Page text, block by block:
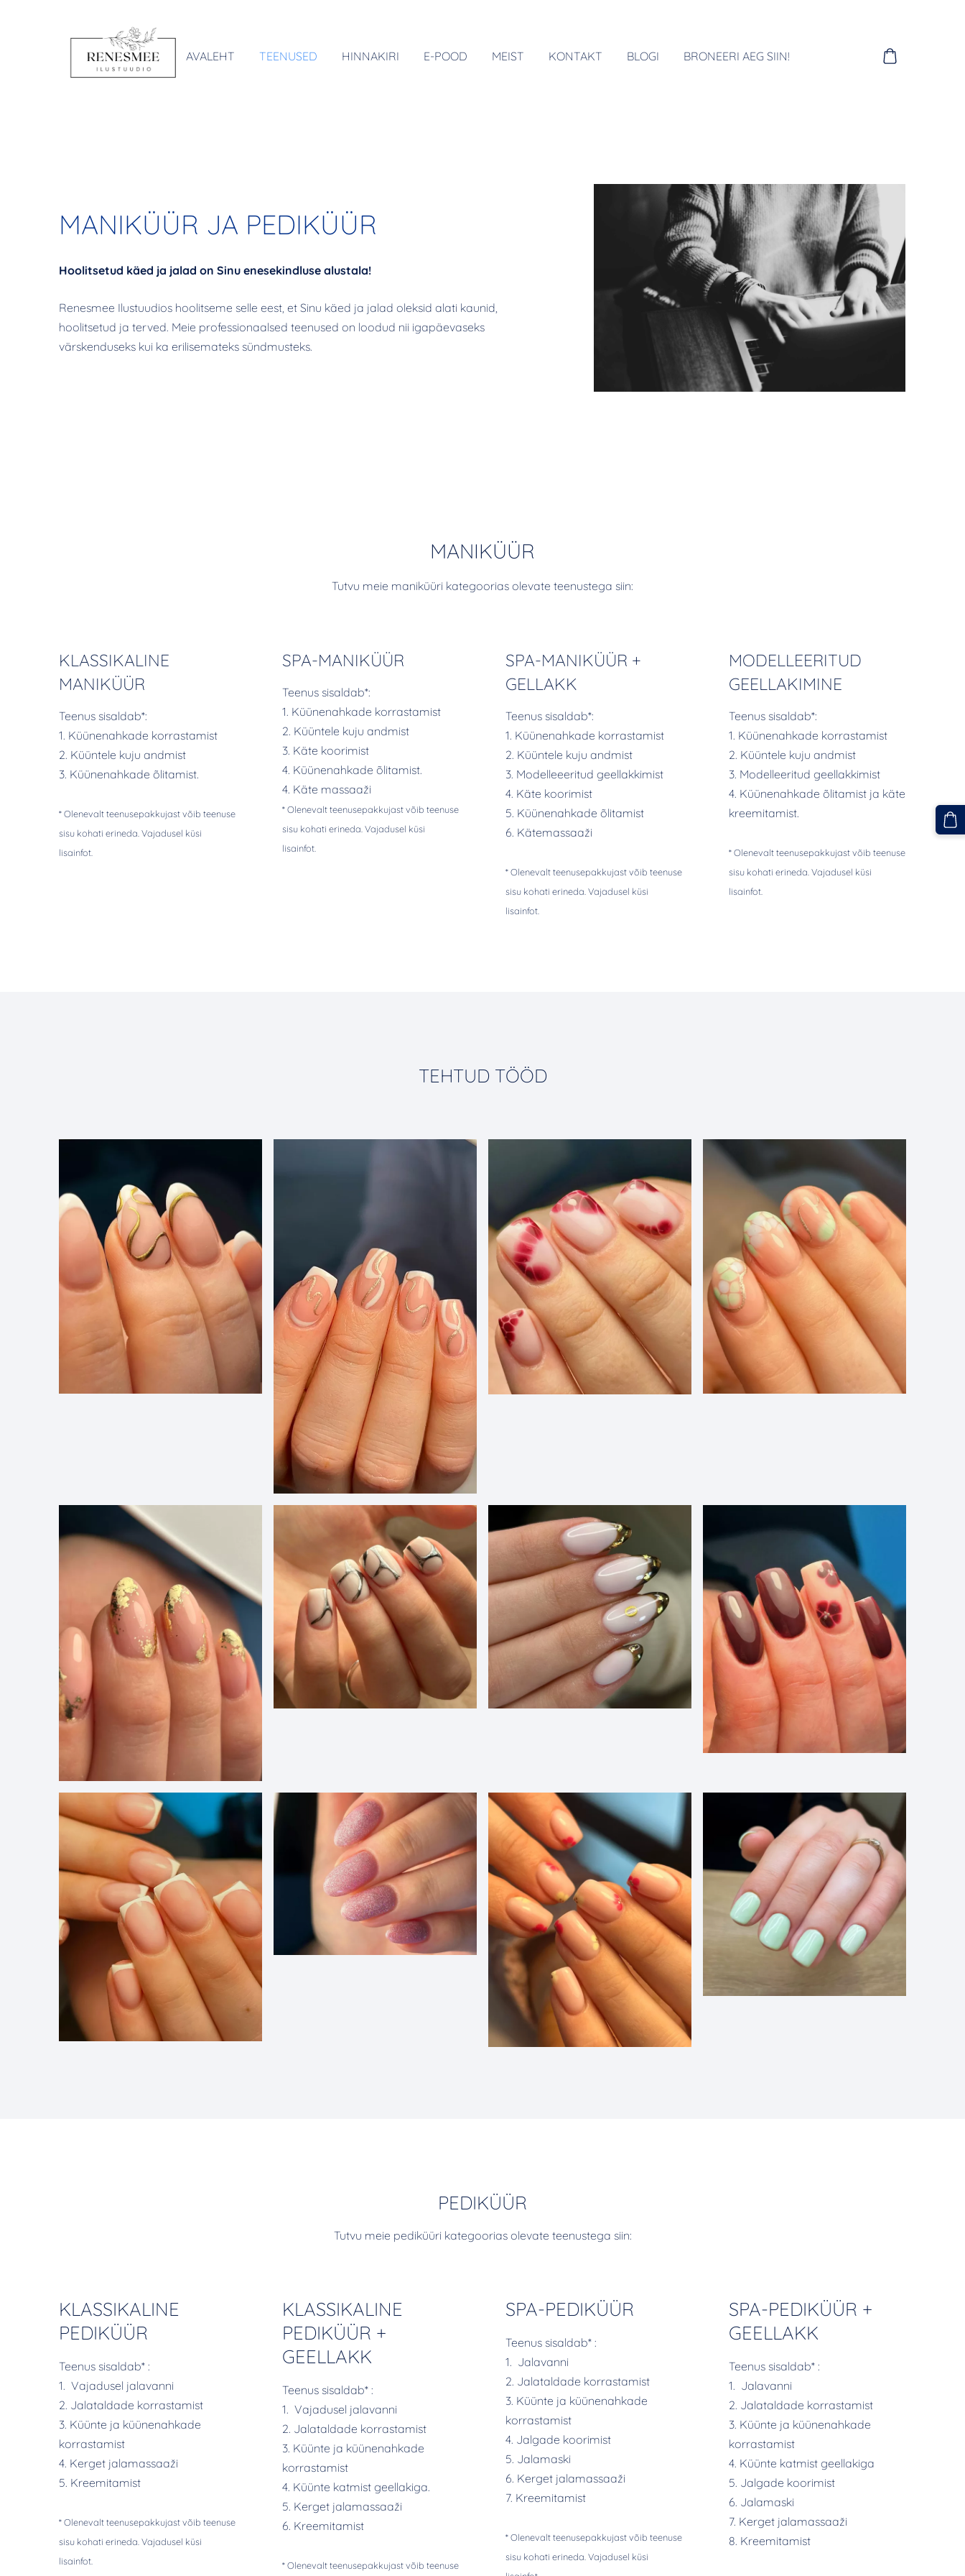
AVALEHT TEENUSED HINNAKIRI E-POOD MEIST KONTAKT BLOGI BRONEERI AEG SIIN!
MANIKÜÜR JA PEDIKÜÜR
Hoolitsetud käed ja jalad on Sinu enesekindluse alustala!
Renesmee Ilustuudios hoolitseme selle eest, et Sinu käed ja jalad oleksid alati kaunid,
hoolitsetud ja terved. Meie professionaalsed teenused on loodud nii igapäevaseks
värskenduseks kui ka erilisemateks sündmusteks.
MANIKÜÜR
Tutvu meie maniküüri kategoorias olevate teenustega siin:
KLASSIKALINE
MANIKÜÜR
Teenus sisaldab*:
1. Küünenahkade korrastamist
2. Küüntele kuju andmist
3. Küünenahkade õlitamist.
* Olenevalt teenusepakkujast võib teenuse
sisu kohati erineda. Vajadusel küsi
lisainfot.
SPA-MANIKÜÜR
Teenus sisaldab*:
1. Küünenahkade korrastamist
2. Küüntele kuju andmist
3. Käte koorimist
4. Küünenahkade õlitamist.
4. Käte massaaži
* Olenevalt teenusepakkujast võib teenuse
sisu kohati erineda. Vajadusel küsi
lisainfot.
SPA-MANIKÜÜR +
GELLAKK
Teenus sisaldab*:
1. Küünenahkade korrastamist
2. Küüntele kuju andmist
3. Modelleeeritud geellakkimist
4. Käte koorimist
5. Küünenahkade õlitamist
6. Kätemassaaži
* Olenevalt teenusepakkujast võib teenuse
sisu kohati erineda. Vajadusel küsi
lisainfot.
MODELLEERITUD
GEELLAKIMINE
Teenus sisaldab*:
1. Küünenahkade korrastamist
2. Küüntele kuju andmist
3. Modelleeritud geellakkimist
4. Küünenahkade õlitamist ja käte
kreemitamist.
* Olenevalt teenusepakkujast võib teenuse
sisu kohati erineda. Vajadusel küsi
lisainfot.
TEHTUD TÖÖD
PEDIKÜÜR
Tutvu meie pediküüri kategoorias olevate teenustega siin:
KLASSIKALINE
PEDIKÜÜR
Teenus sisaldab* :
1. Vajadusel jalavanni
2. Jalataldade korrastamist
3. Küünte ja küünenahkade
korrastamist
4. Kerget jalamassaaži
5. Kreemitamist
* Olenevalt teenusepakkujast võib teenuse
sisu kohati erineda. Vajadusel küsi
lisainfot.
KLASSIKALINE
PEDIKÜÜR +
GEELLAKK
Teenus sisaldab* :
1. Vajadusel jalavanni
2. Jalataldade korrastamist
3. Küünte ja küünenahkade
korrastamist
4. Küünte katmist geellakiga.
5. Kerget jalamassaaži
6. Kreemitamist
* Olenevalt teenusepakkujast võib teenuse
SPA-PEDIKÜÜR
Teenus sisaldab* :
1. Jalavanni
2. Jalataldade korrastamist
3. Küünte ja küünenahkade
korrastamist
4. Jalgade koorimist
5. Jalamaski
6. Kerget jalamassaaži
7. Kreemitamist
* Olenevalt teenusepakkujast võib teenuse
sisu kohati erineda. Vajadusel küsi
SPA-PEDIKÜÜR +
GEELLAKK
Teenus sisaldab* :
1. Jalavanni
2. Jalataldade korrastamist
3. Küünte ja küünenahkade
korrastamist
4. Küünte katmist geellakiga
5. Jalgade koorimist
6. Jalamaski
7. Kerget jalamassaaži
8. Kreemitamist